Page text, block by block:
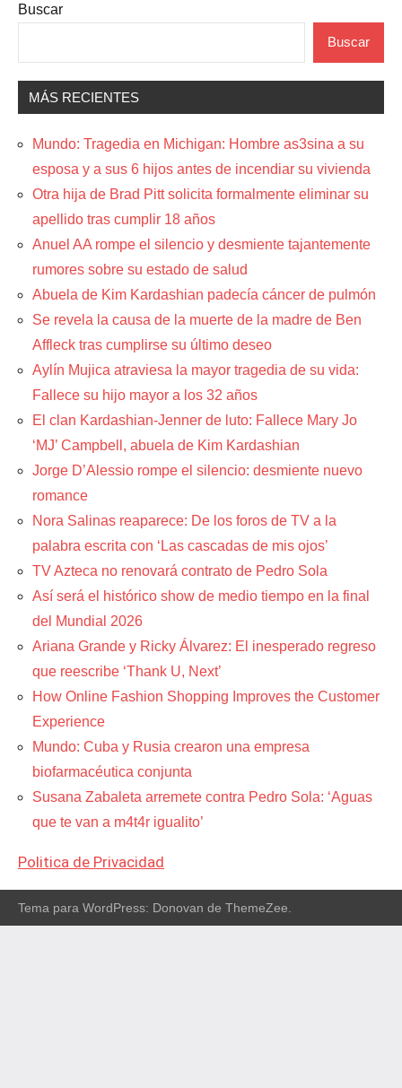
Buscar
Buscar
MÁS RECIENTES
Mundo: Tragedia en Michigan: Hombre as3sina a su
esposa y a sus 6 hijos antes de incendiar su vivienda
Otra hija de Brad Pitt solicita formalmente eliminar su
apellido tras cumplir 18 años
Anuel AA rompe el silencio y desmiente tajantemente
rumores sobre su estado de salud
Abuela de Kim Kardashian padecía cáncer de pulmón
Se revela la causa de la muerte de la madre de Ben
Affleck tras cumplirse su último deseo
Aylín Mujica atraviesa la mayor tragedia de su vida:
Fallece su hijo mayor a los 32 años
El clan Kardashian-Jenner de luto: Fallece Mary Jo
‘MJ’ Campbell, abuela de Kim Kardashian
Jorge D’Alessio rompe el silencio: desmiente nuevo
romance
Nora Salinas reaparece: De los foros de TV a la
palabra escrita con ‘Las cascadas de mis ojos’
TV Azteca no renovará contrato de Pedro Sola
Así será el histórico show de medio tiempo en la final
del Mundial 2026
Ariana Grande y Ricky Álvarez: El inesperado regreso
que reescribe ‘Thank U, Next’
How Online Fashion Shopping Improves the Customer
Experience
Mundo: Cuba y Rusia crearon una empresa
biofarmacéutica conjunta
Susana Zabaleta arremete contra Pedro Sola: ‘Aguas
que te van a m4t4r igualito’
Politica de Privacidad
Tema para WordPress: Donovan de ThemeZee.